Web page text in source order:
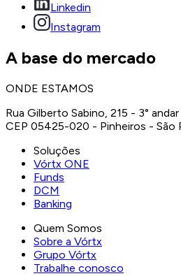
Linkedin
Instagram
A base do mercado
ONDE ESTAMOS
Rua Gilberto Sabino, 215 - 3° andar
CEP 05425-020 - Pinheiros - São
Soluções
Vórtx ONE
Funds
DCM
Banking
Quem Somos
Sobre a Vórtx
Grupo Vórtx
Trabalhe conosco